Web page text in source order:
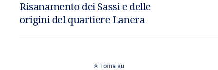
Risanamento dei Sassi e delle
origini del quartiere Lanera
Torna su